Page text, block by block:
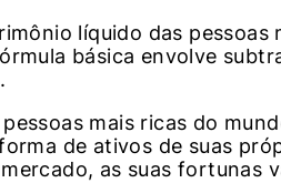
líquido das
básica envolve
mais ricas do
de ativos de suas
as suas fortunas